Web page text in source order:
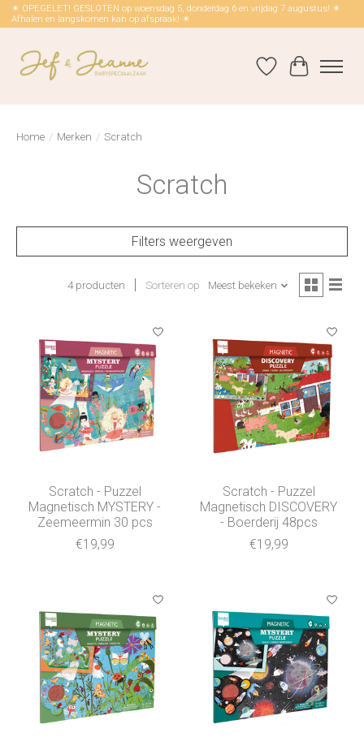
☀ OPEGELET! GESLOTEN op woensdag 5, donderdag 6 en vrijdag 7 augustus! ☀
Afhalen en langskomen kan op afspraak! ☀
Verlanglijst
Home / Merken / Scratch
Scratch
Filters weergeven
4 producten Sorteren op Meest bekeken
Scratch - Puzzel
Magnetisch MYSTERY -
Zeemeermin 30 pcs
€19,99
Scratch - Puzzel
Magnetisch DISCOVERY
- Boerderij 48pcs
€19,99